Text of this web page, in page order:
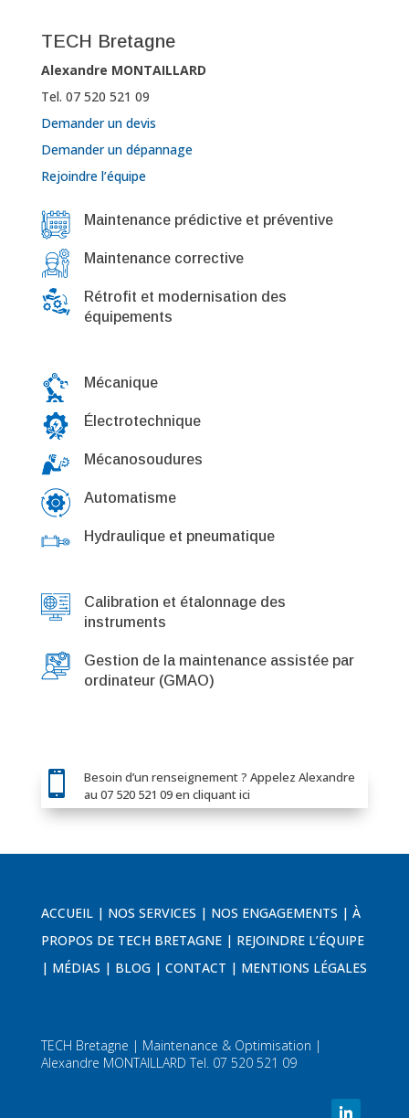
TECH Bretagne
Alexandre MONTAILLARD
Tel. 07 520 521 09
Demander un devis
Demander un dépannage
Rejoindre l’équipe
Maintenance prédictive et préventive
Maintenance corrective
Rétrofit et modernisation des
équipements
Mécanique
Électrotechnique
Mécanosoudures
Automatisme
Hydraulique et pneumatique
Calibration et étalonnage des
instruments
Gestion de la maintenance assistée par
ordinateur (GMAO)

Besoin d’un renseignement ? Appelez Alexandre
au 07 520 521 09 en cliquant ici
ACCUEIL| NOS SERVICES | NOS ENGAGEMENTS | À
PROPOS DE TECH BRETAGNE| REJOINDRE L’ÉQUIPE
| MÉDIAS | BLOG| CONTACT | MENTIONS LÉGALES
TECH Bretagne | Maintenance & Optimisation |
Alexandre MONTAILLARD Tel. 07 520 521 09